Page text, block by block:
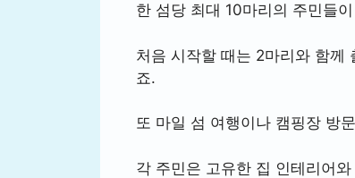
한 섬당 최대 10마리의 주민들
처음 시작할 때는 2마리와 함께
죠.
또 마일 섬 여행이나 캠핑장 방
각 주민은 고유한 집 인테리어